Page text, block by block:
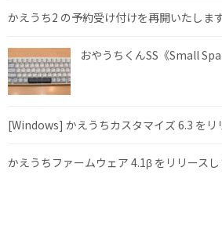
かえうち2 の予約受け付けを再開いたしま
おやうちくんSS《Small
[Windows] かえうちカスタマイズ 6.3 をリ
かえうちファームウェア 4.1β をリリース